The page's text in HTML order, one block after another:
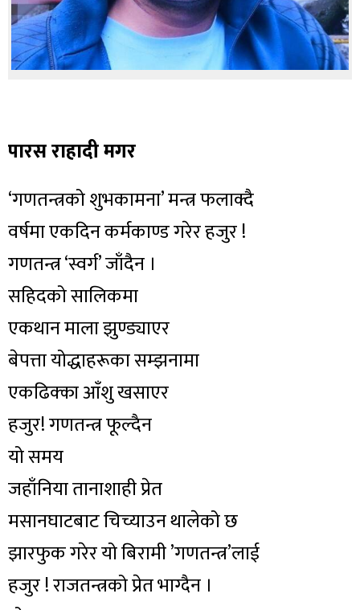
पारस राहादी मगर
‘गणतन्त्रको शुभकामना’ मन्त्र फलाक्दै
वर्षमा एकदिन कर्मकाण्ड गरेर हजुर !
गणतन्त्र ‘स्वर्ग’ जाँदैन ।
सहिदको सालिकमा
एकथान माला झुण्ड्याएर
बेपत्ता योद्धाहरूका सम्झनामा
एकढिक्का आँशु खसाएर
हजुर! गणतन्त्र फूल्दैन
यो समय
जहाँनिया तानाशाही प्रेत
मसानघाटबाट चिच्याउन थालेको छ
झारफुक गरेर यो बिरामी ’गणतन्त्र’लाई
हजुर ! राजतन्त्रको प्रेत भाग्दैन ।